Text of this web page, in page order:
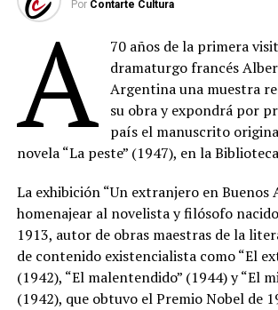
Por Contarte Cultura
A
70 años de la primera
dramaturgo francés
Argentina una muestra
su obra y expondrá por
país el manuscrito
novela “La peste” (1947), en la
La exhibición “Un extranjero en Buenos
homenajear al novelista y filósofo
1913, autor de obras maestras de la
de contenido existencialista como “El
(1942), “El malentendido” (1944) y “El
(1942), que obtuvo el Premio Nobel de